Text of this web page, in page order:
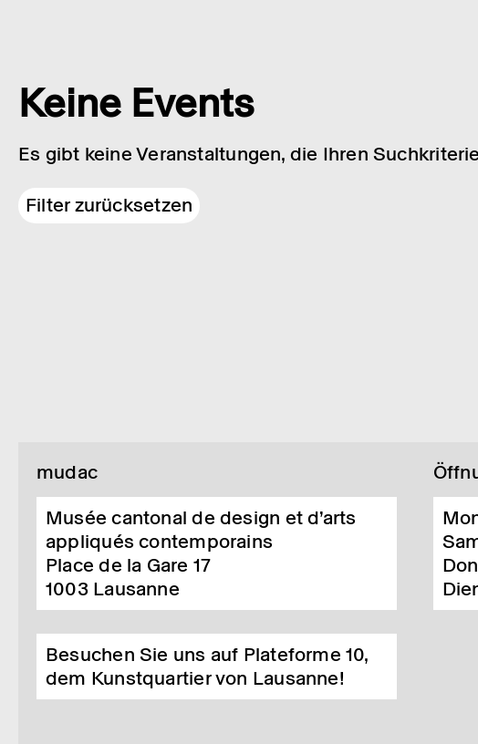
Keine Events
Es gibt keine Veranstaltungen, die Ihren
Filter zurücksetzen
mudac
Musée cantonal de design et d’arts
appliqués contemporains
Place de la Gare 17
1003 Lausanne
Besuchen Sie uns auf Plateforme 10,
dem Kunstquartier von Lausanne!